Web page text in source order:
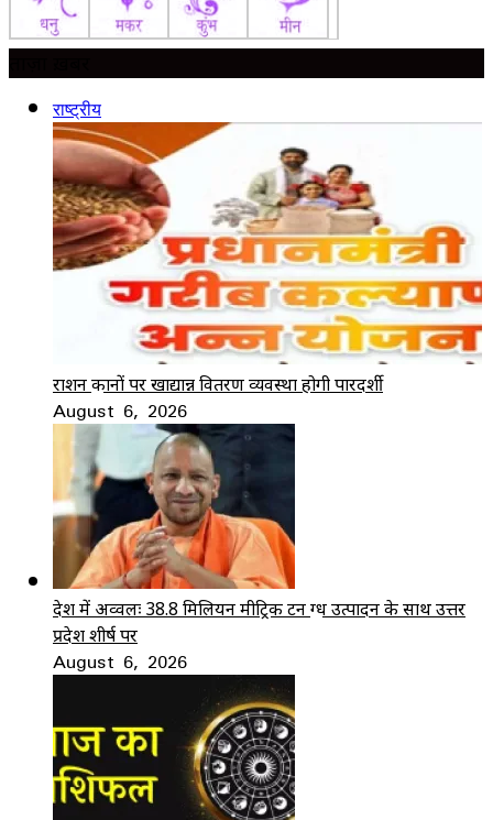
राष्ट्रीय
राशन दुकानों पर खाद्यान्न वितरण व्यवस्था होगी पारदर्शी
August 6, 2026
देश में अव्वलः 38.8 मिलियन मीट्रिक टन दुग्ध उत्पादन के साथ उत्तर
प्रदेश शीर्ष पर
August 6, 2026